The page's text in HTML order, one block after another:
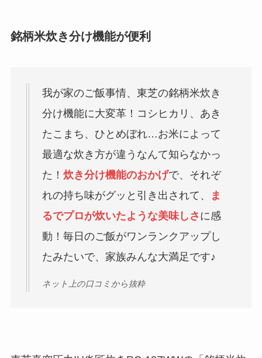
銘柄米炊き分け機能が便利
我が家のご飯事情、東芝の銘柄米炊き
分け機能に大変革！コシヒカリ、あき
たこまち、ひとめぼれ…お米によって
最適な炊き方が違うなんて知らなかっ
た！ 炊き分け機能のおかげで、それぞ
れの持ち味がグッと引き出されて、
ま
るでプロが炊いたような美味しさ に感
動！毎日のご飯がワンランクアップし
たみたいで、家族みんな大満足です♪
ネット上の口コミから抜粋